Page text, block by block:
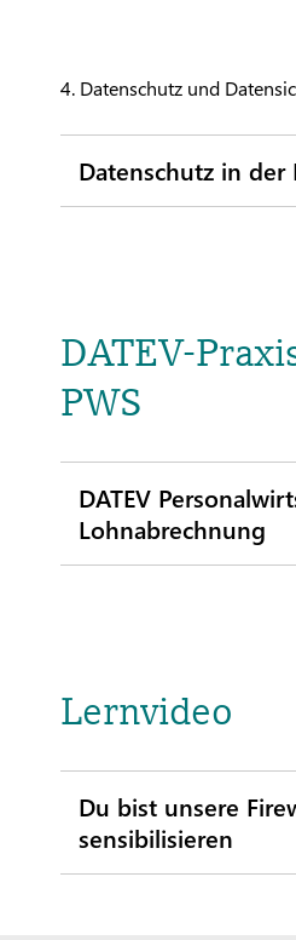
4. Datenschutz und
Datenschutz in
DATEV-
PWS
DATEV
Lohnabrechnung
Lernvideo
Du bist unsere
sensibilisieren